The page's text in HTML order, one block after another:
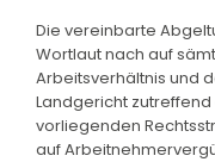
Die vereinbarte
Wortlaut nach auf
Arbeitsverhältnis und
Landgericht
vorliegenden
auf